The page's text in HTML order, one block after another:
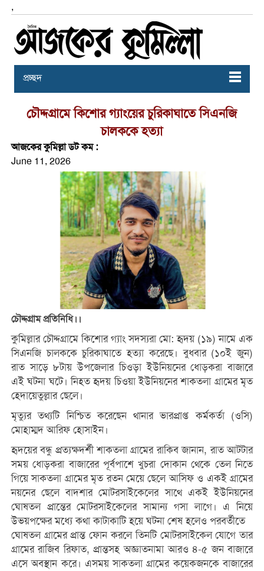
,
প্রচ্ছদ
চৌদ্দগ্রামে কিশোর গ্যাংয়ের চুরিকাঘাতে সিএনজি
চালককে হত্যা
আজকের কুমিল্লা ডট কম :
June 11, 2026
চৌদ্দগ্রাম প্রতিনিধি।।
কুমিল্লার চৌদ্দগ্রামে কিশোর গ্যাং সদস্যরা মো: হৃদয় (১৯) নামে এক
সিএনজি চালককে চুরিকাঘাতে হত্যা করেছে। বুধবার (১০ই জুন)
রাত সাড়ে ৮টায় উপজেলার চিওড়া ইউনিয়নের ধোড়করা বাজারে
এই ঘটনা ঘটে। নিহত হৃদয় চিওয়া ইউনিয়নের শাকতলা গ্রামের মৃত
হেদায়েতুল্লার ছেলে।
মৃত্যুর তথ্যটি নিশ্চিত করেছেন থানার ভারপ্রাপ্ত কর্মকর্তা (ওসি)
মোহাম্মদ আরিফ হোসাইন।
হৃদয়ের বন্ধু প্রত্যক্ষদর্শী শাকতলা গ্রামের রাকিব জানান, রাত আটটার
সময় ধোড়করা বাজারের পূর্বপাশে খুচরা দোকান থেকে তেল নিতে
গিয়ে সাকতলা গ্রামের মৃত রতন মেয়ে ছেলে আসিফ ও একই গ্রামের
নয়নের ছেলে বাদশার মোটরসাইকেলের সাথে একই ইউনিয়নের
ঘোষতল প্রান্তের মোটরসাইকেলের সামান্য গসা লাগে। এ নিয়ে
উভয়পক্ষের মধ্যে কথা কাটাকাটি হয়ে ঘটনা শেষ হলেও পরবর্তীতে
ঘোষতল গ্রামের প্রান্ত ফোন করলে তিনটি মোটরসাইকেল যোগে তার
গ্রামের রাজিব রিফাত, প্রান্তসহ অজ্ঞাতনামা আরও ৪-৫ জন বাজারে
এসে অবস্থান করে। এসময় সাকতলা গ্রামের কয়েকজনকে বাজারের